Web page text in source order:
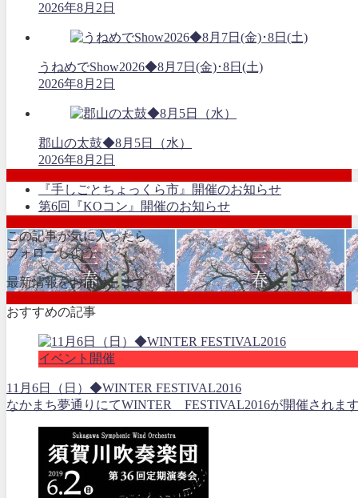
2026年8月2日
うねめでShow2026◆8月7日(金)･8日(土)
2026年8月2日
郡山の太鼓◆8月5日（水）
2026年8月2日
『手しごとちょっくら市』開催のお知らせ
第6回『KOコン』開催のお知らせ
この記事が気に入ったら
フォローしよう
最新情報をお届けします
おすすめの記事
イベント開催
11月6日（日）◆WINTER FESTIVAL2016
なかまち夢通りにてWINTER FESTIVAL2016が開催されま